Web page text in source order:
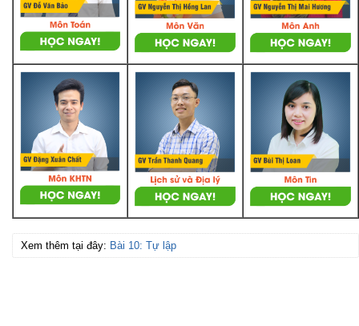
Xem thêm tại đây: Bài 10: Tự lập